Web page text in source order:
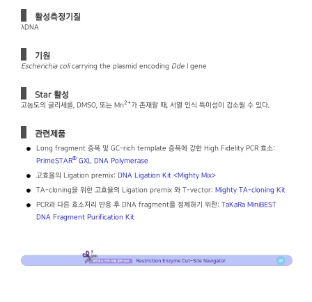
활성측정기질
λDNA
기원
Escherichia colicarrying the plasmid encoding Dde I gene
Star 활성
고농도의 글리세롤, DMSO, 또는 Mn2+가 존재할 때, 서열 인식 특이성이 감소될 수 있다.
관련제품
Long fragment 증폭 및 GC-rich template 증폭에 강한 High Fidelity PCR 효소:
PrimeSTAR® GXL DNA Polymerase
고효율의 Ligation premix: DNA Ligation Kit ＜Mighty Mix＞
TA-cloning을 위한 고효율의 Ligation premix 와 T-vector: Mighty TA-cloning Kit
PCR과 다른 효소처리 반응 후 DNA fragment를 정제하기 위한: TaKaRa MiniBEST
DNA Fragment Purification Kit